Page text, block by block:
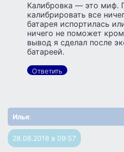
Калибровка — это миф.
калибрировать все
батарея испортилась
ничего не поможет
вывод я сделал после
батареей.
Ответить
Илья:
28.08.2018 в 09:57